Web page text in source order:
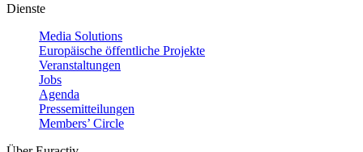
Dienste
Media Solutions
Europäische öffentliche Projekte
Veranstaltungen
Jobs
Agenda
Pressemitteilungen
Members’ Circle